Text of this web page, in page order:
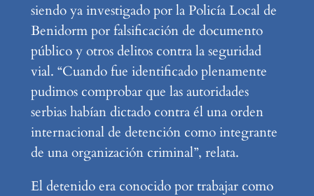
siendo ya investigado por la Policía Local de
Benidorm por falsificación de documento
público y otros delitos contra la seguridad
vial. “Cuando fue identificado plenamente
pudimos comprobar que las autoridades
serbias habían dictado contra él una orden
internacional de detención como integrante
de una organización criminal”, relata.
El detenido era conocido por trabajar como